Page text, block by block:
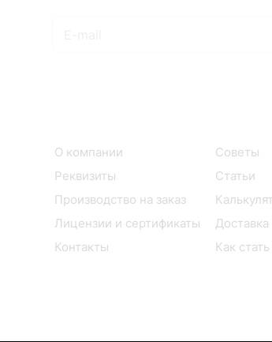
О компании
Реквизиты
Производство на заказ
Лицензии и сертификаты
Контакты
Советы
Статьи
Доставка
Как